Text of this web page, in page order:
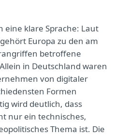
eine klare Sprache: Laut
Europa zu den am
betroffene
in Deutschland waren
von digitaler
Formen
wird deutlich, dass
nur ein technisches,
Thema ist. Die